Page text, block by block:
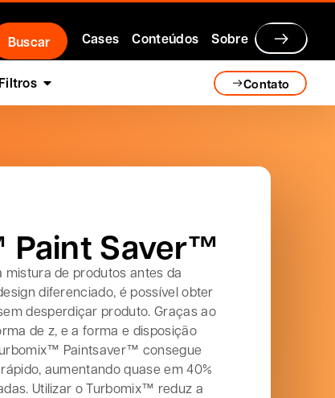
Cases Conteúdos Sobre
Contato
Saver™
de produtos antes da
diferenciado, é possível obter
desperdiçar produto. Graças ao
de z, e a forma e disposição
Paintsaver™ consegue
aumentando quase em 40%
Utilizar o Turbomix™ reduz a